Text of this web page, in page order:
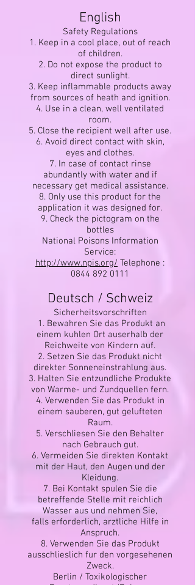
English
Safety Regulations
1. Keep in a cool place, out of reach
of children.
2. Do not expose the product to
direct sunlight.
3. Keep inflammable products away
from sources of heath and ignition.
4. Use in a clean, well ventilated
room.
5. Close the recipient well after use.
6. Avoid direct contact with skin,
eyes and clothes.
7. In case of contact rinse
abundantly with water and if
necessary get medical assistance.
8. Only use this product for the
application it was designed for.
9. Check the pictogram on the
bottles
National Poisons Information
Service:
http://www.npis.org/ Telephone :
0844 892 0111
Deutsch / Schweiz
Sicherheitsvorschriften
1. Bewahren Sie das Produkt an
einem kuhlen Ort auserhalb der
Reichweite von Kindern auf.
2. Setzen Sie das Produkt nicht
direkter Sonneneinstrahlung aus.
3. Halten Sie entzundliche Produkte
von Warme- und Zundquellen fern.
4. Verwenden Sie das Produkt in
einem sauberen, gut gelufteten
Raum.
5. Verschliesen Sie den Behalter
nach Gebrauch gut.
6. Vermeiden Sie direkten Kontakt
mit der Haut, den Augen und der
Kleidung.
7. Bei Kontakt spulen Sie die
betreffende Stelle mit reichlich
Wasser aus und nehmen Sie,
falls erforderlich, arztliche Hilfe in
Anspruch.
8. Verwenden Sie das Produkt
ausschlieslich fur den vorgesehenen
Zweck.
Berlin / Toxikologischer